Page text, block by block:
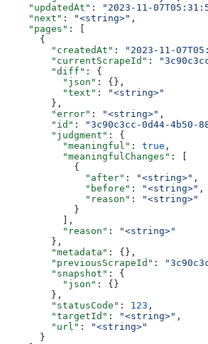
    "updatedAt"
: "2023-11-
    "next"
: "<string>" ,
    "pages"
: [
      {
        "createdAt"
: "2023-11-
        "currentScrapeId"
:
        "diff"
: {
          "json"
: {},
          "text"
:
"<string>"
        },
        "error"
: "<string>" ,
        "id"
: "3c90c3cc-0d44-4b50-
        "judgment"
: {
          "meaningful"
: true ,
          "meaningfulChanges"
: [
            {
              "after"
: "<string>" ,
              "before"
: "<string>" ,
              "reason"
:
"<string>"
            }
          ],
          "reason"
:
"<string>"
        },
        "metadata"
: {},
        "previousScrapeId"
:
        "snapshot"
: {
          "json"
: {}
        },
        "statusCode"
: 123 ,
        "targetId"
: "<string>" ,
        "url"
:
"<string>"
      }